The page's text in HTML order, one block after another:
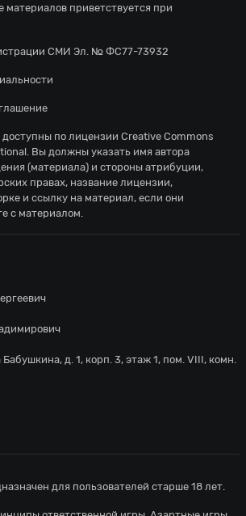
материалов приветствуется при
СМИ Эл. № ФС77-73932
по лицензии Creative Commons
. Вы должны указать имя автора
(материала) и стороны атрибуции,
правах, название лицензии,
и ссылку на материал, если они
с материалом.
д. 1, корп. 3, этаж 1, пом. VIII, комн.
для пользователей старше 18 лет.